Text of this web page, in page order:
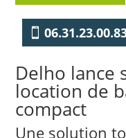
Delho lance
location de
compact
Une solution